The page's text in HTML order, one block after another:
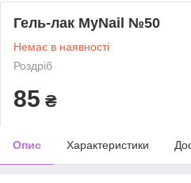
Гель-лак MyNail №50
Немає в наявності
Роздріб
85 ₴
Опис Характеристики